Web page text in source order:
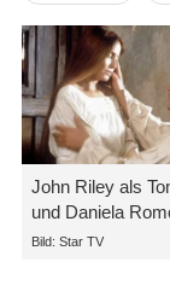
John Riley als
und Daniela
Bild: Star TV